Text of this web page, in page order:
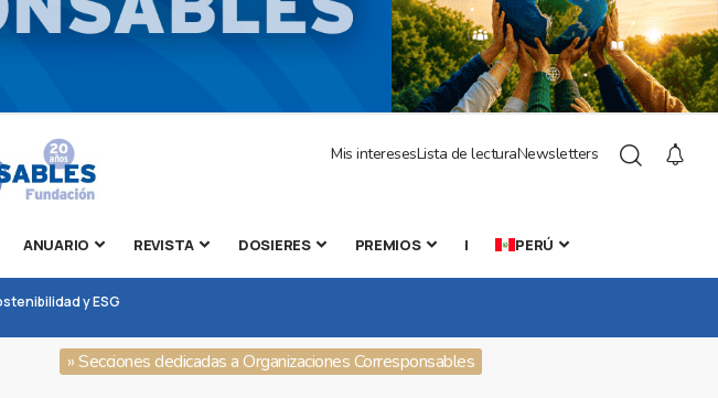
Mis interesesLista de lecturaNewsletters
ANUARIO REVISTA DOSIERES PREMIOS | PERÚ
y ESG
» Secciones dedicadas a Organizaciones Corresponsables